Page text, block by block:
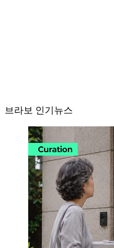
브라보 인기뉴스